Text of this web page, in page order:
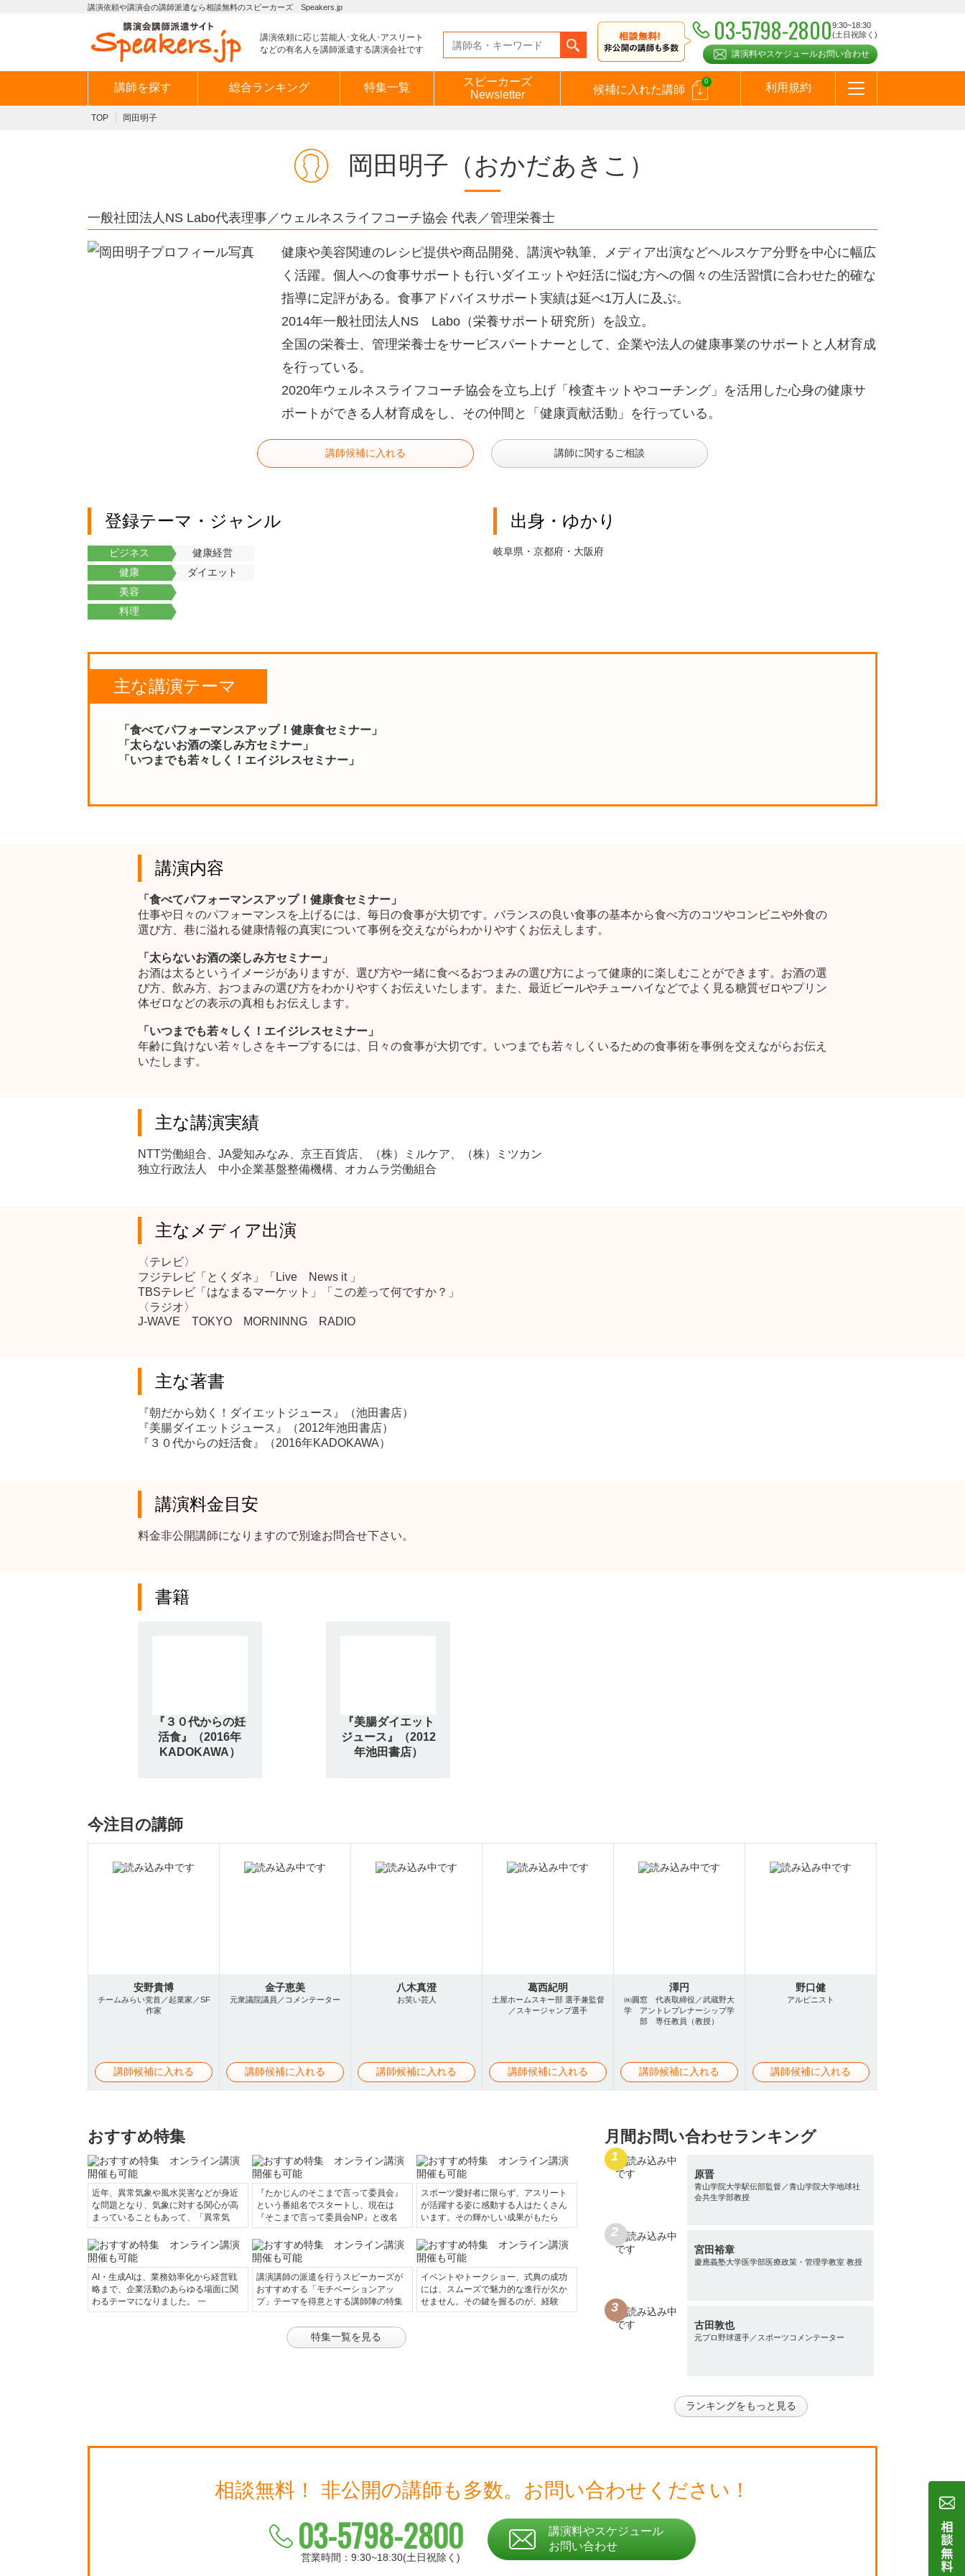
講演依頼や講演会の講師派遣なら相談無料のスピーカーズ Speakers.jp
講演依頼に応じ芸能人･文化人･アスリート
などの有名人を講師派遣する講演会社です
03-5798-28009:30~18:30
(土日祝除く)
講演料やスケジュールお問い合わせ
講師を探す 総合ランキング 特集一覧
スピーカーズ
Newsletter
候補に入れた講師
0
利用規約
TOP 岡田明子
岡田明子 （おかだあきこ）
一般社団法人NS Labo代表理事／ウェルネスライフコーチ協会 代表／管理栄養士
健康や美容関連のレシピ提供や商品開発、講演や執筆、メディア出演などヘルスケア分野を中心に幅広
く活躍。個人への食事サポートも行いダイエットや妊活に悩む方への個々の生活習慣に合わせた的確な
指導に定評がある。食事アドバイスサポート実績は延べ1万人に及ぶ。
2014年一般社団法人NS Labo（栄養サポート研究所）を設立。
全国の栄養士、管理栄養士をサービスパートナーとして、企業や法人の健康事業のサポートと人材育成
を行っている。
2020年ウェルネスライフコーチ協会を立ち上げ「検査キットやコーチング」を活用した心身の健康サ
ポートができる人材育成をし、その仲間と「健康貢献活動」を行っている。
講師候補に入れる 講師に関するご相談
登録テーマ・ジャンル
ビジネス
健康経営
健康
ダイエット
美容
料理
出身・ゆかり
岐阜県・京都府・大阪府
主な講演テーマ
「食べてパフォーマンスアップ！健康食セミナー」
「太らないお酒の楽しみ方セミナー」
「いつまでも若々しく！エイジレスセミナー」
講演内容
「食べてパフォーマンスアップ！健康食セミナー」
仕事や日々のパフォーマンスを上げるには、毎日の食事が大切です。バランスの良い食事の基本から食べ方のコツやコンビニや外食の
選び方、巷に溢れる健康情報の真実について事例を交えながらわかりやすくお伝えします。
「太らないお酒の楽しみ方セミナー」
お酒は太るというイメージがありますが、選び方や一緒に食べるおつまみの選び方によって健康的に楽しむことができます。お酒の選
び方、飲み方、おつまみの選び方をわかりやすくお伝えいたします。また、最近ビールやチューハイなどでよく見る糖質ゼロやプリン
体ゼロなどの表示の真相もお伝えします。
「いつまでも若々しく！エイジレスセミナー」
年齢に負けない若々しさをキープするには、日々の食事が大切です。いつまでも若々しくいるための食事術を事例を交えながらお伝え
いたします。
主な講演実績
NTT労働組合、JA愛知みなみ、京王百貨店、（株）ミルケア、（株）ミツカン
独立行政法人 中小企業基盤整備機構、オカムラ労働組合
主なメディア出演
〈テレビ〉
フジテレビ「とくダネ」「Live News it 」
TBSテレビ「はなまるマーケット」「この差って何ですか？」
〈ラジオ〉
J-WAVE TOKYO MORNINNG RADIO
主な著書
『朝だから効く！ダイエットジュース』（池田書店）
『美腸ダイエットジュース』（2012年池田書店）
『３０代からの妊活食』（2016年KADOKAWA）
講演料金目安
料金非公開講師になりますので別途お問合せ下さい。
書籍
『３０代からの妊
活食』（2016年
KADOKAWA）
『美腸ダイエット
ジュース』（2012
年池田書店）
今注目の講師
安野貴博
チームみらい党首／起業家／SF
作家
講師候補に入れる
金子恵美
元衆議院議員／コメンテーター
講師候補に入れる
八木真澄
お笑い芸人
講師候補に入れる
葛西紀明
土屋ホームスキー部 選手兼監督
／スキージャンプ選手
講師候補に入れる
澤円
㈱圓窓 代表取締役／武蔵野大
学 アントレプレナーシップ学
部 専任教員（教授）
講師候補に入れる
野口健
アルピニスト
講師候補に入れる
おすすめ特集
近年、異常気象や風水災害などが身近
な問題となり、気象に対する関心が高
まっていることもあって、「異常気
『たかじんのそこまで言って委員会』
という番組名でスタートし、現在は
『そこまで言って委員会NP』と改名
スポーツ愛好者に限らず、アスリート
が活躍する姿に感動する人はたくさん
います。その輝かしい成果がもたら
AI・生成AIは、業務効率化から経営戦
略まで、企業活動のあらゆる場面に関
わるテーマになりました。 一
講演講師の派遣を行うスピーカーズが
おすすめする「モチベーションアッ
プ」テーマを得意とする講師陣の特集
イベントやトークショー、式典の成功
には、スムーズで魅力的な進行が欠か
せません。その鍵を握るのが、経験
特集一覧を見る
月間お問い合わせランキング
原晋
青山学院大学駅伝部監督／青山学院大学地球社
会共生学部教授
宮田裕章
慶應義塾大学医学部医療政策・管理学教室 教授
古田敦也
元プロ野球選手／スポーツコメンテーター
ランキングをもっと見る
相談無料！ 非公開の講師も多数。 お問い合わせください！
03-5798-2800
営業時間：9:30~18:30(土日祝除く)
講演料やスケジュール
お問い合わせ